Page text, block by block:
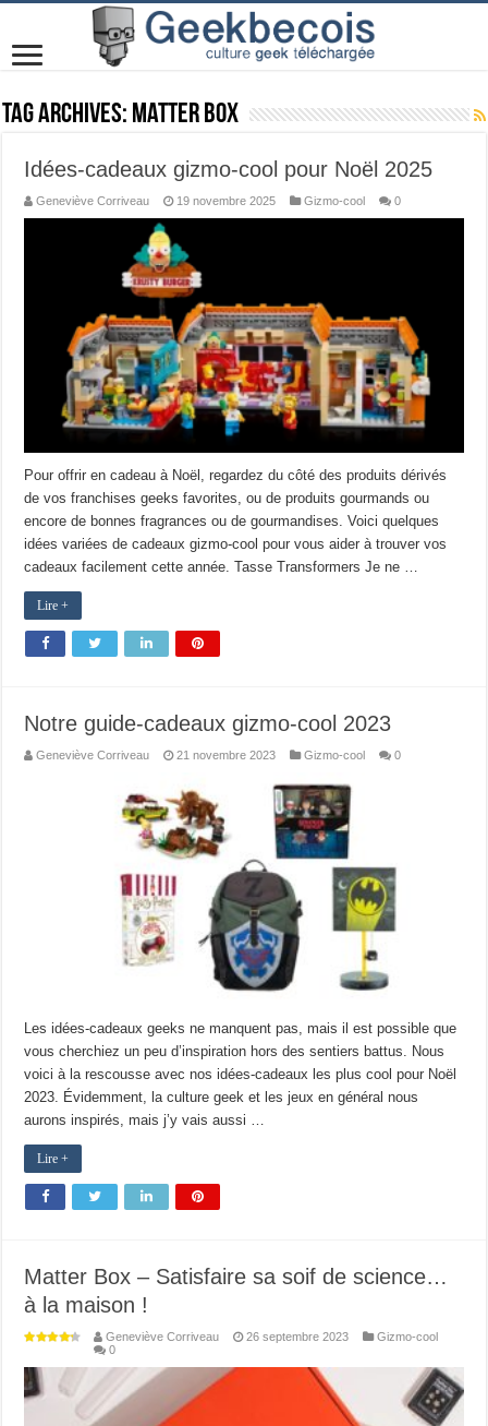
Tag Archives: Matter Box
Idées-cadeaux gizmo-cool pour Noël 2025
Geneviève Corriveau 19 novembre 2025 Gizmo-cool 0
Pour offrir en cadeau à Noël, regardez du côté des produits dérivés
de vos franchises geeks favorites, ou de produits gourmands ou
encore de bonnes fragrances ou de gourmandises. Voici quelques
idées variées de cadeaux gizmo-cool pour vous aider à trouver vos
cadeaux facilement cette année. Tasse Transformers Je ne …
Lire +
Notre guide-cadeaux gizmo-cool 2023
Geneviève Corriveau 21 novembre 2023 Gizmo-cool 0
Les idées-cadeaux geeks ne manquent pas, mais il est possible que
vous cherchiez un peu d’inspiration hors des sentiers battus. Nous
voici à la rescousse avec nos idées-cadeaux les plus cool pour Noël
2023. Évidemment, la culture geek et les jeux en général nous
aurons inspirés, mais j’y vais aussi …
Lire +
Matter Box – Satisfaire sa soif de science…
à la maison !
Geneviève Corriveau 26 septembre 2023
Gizmo-cool
0